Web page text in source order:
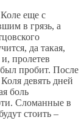
еще с
в грязь, а
да такая,
пролетев
был пробит. После
девять дней
боль
Сломанные в
стоить –